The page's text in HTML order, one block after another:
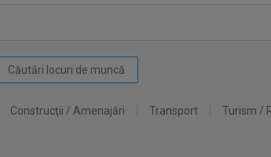
Căutări locuri de muncă
Construcţii / Amenajări Transport Turism /